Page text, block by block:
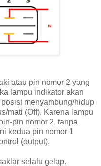
atau pin nomor 2 yang
lampu indikator akan
menyambung/hidup
mati (Off). Karena lampu
pin nomor 2, tanpa
kedua pin nomor 1
(output).
selalu gelap.